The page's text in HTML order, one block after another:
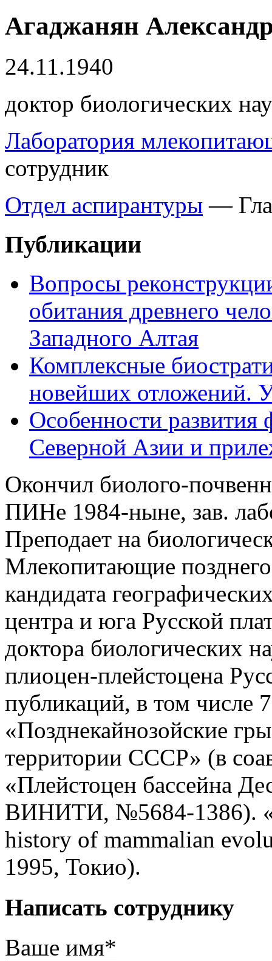
Агаджанян
24.11.1940
доктор биологических
Лаборатория
сотрудник
Отдел аспирантуры —
Публикации
Вопросы
обитания древнего
Западного Алтая
Комплексные
новейших отложений.
Особенности
Северной Азии и
Окончил биолого-
ПИНе 1984-ныне, зав.
Преподает на
Млекопитающие
кандидата
центра и юга Русской
доктора биологических
плиоцен-плейстоцена
публикаций, в том числе
«Позднекайнозойские
территории СССР» (в
«Плейстоцен бассейна
ВИНИТИ, №5684-1386).
history of mammalian
1995, Токио).
Написать сотруднику
Ваше имя*